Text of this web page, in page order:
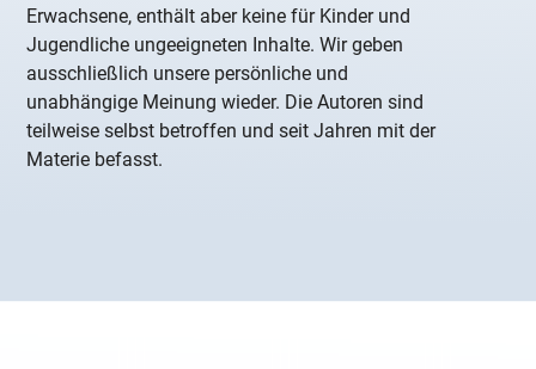
Erwachsene, enthält aber keine für Kinder und
Jugendliche ungeeigneten Inhalte. Wir geben
ausschließlich unsere persönliche und
unabhängige Meinung wieder. Die Autoren sind
teilweise selbst betroffen und seit Jahren mit der
Materie befasst.